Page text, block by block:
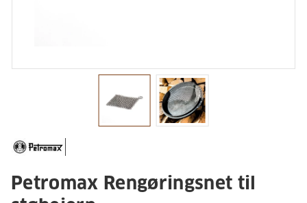
Petromax Rengøringsnet til